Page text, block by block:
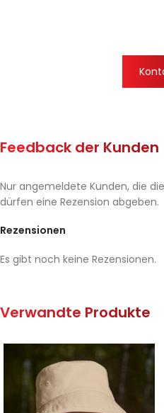
Feedback der Kunden
Rezensionen
Es gibt noch keine Rezensionen.
Nur angemeldete Kunden, die
dürfen eine Rezension abgeben.
Verwandte Produkte